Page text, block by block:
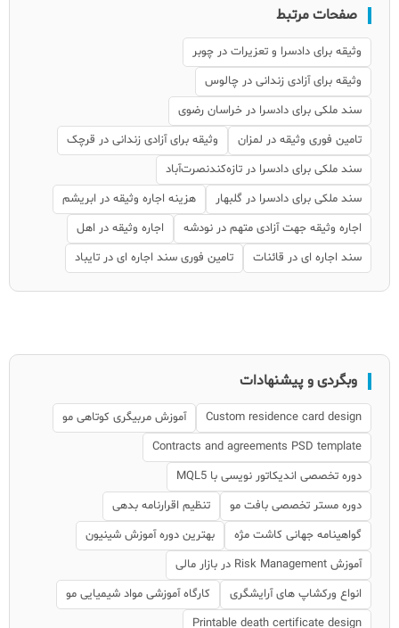
صفحات مرتبط
وثیقه برای دادسرا و تعزیرات در چوبر
وثیقه برای آزادی زندانی در چالوس
سند ملکی برای دادسرا در خراسان رضوی
تامین فوری وثیقه در لمزان
وثیقه برای آزادی زندانی در قرچک
سند ملکی برای دادسرا در تازه‌کندنصرت‌آباد
سند ملکی برای دادسرا در گلبهار
هزینه اجاره وثیقه در ابریشم
اجاره وثیقه جهت آزادی متهم در نودشه
اجاره وثیقه در اهل
سند اجاره ای در قائنات
تامین فوری سند اجاره ای در تایباد
وبگردی و پیشنهادات
Custom residence card design
آموزش مربیگری کوتاهی مو
Contracts and agreements PSD template
دوره تخصصی اندیکاتور نویسی با MQL5
دوره مستر تخصصی بافت مو
تنظیم اقرارنامه بدهی
گواهینامه جهانی کاشت مژه
بهترین دوره آموزش شینیون
آموزش Risk Management در بازار مالی
انواع ورکشاپ های آرایشگری
کارگاه آموزشی مواد شیمیایی مو
Printable death certificate design